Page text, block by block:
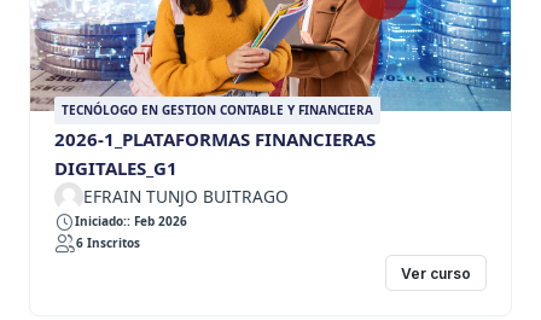
TECNÓLOGO EN GESTION CONTABLE Y FINANCIERA
2026-1_PLATAFORMAS FINANCIERAS
DIGITALES_G1
EFRAIN TUNJO BUITRAGO
Iniciado:: Feb 2026
6 Inscritos
Ver curso